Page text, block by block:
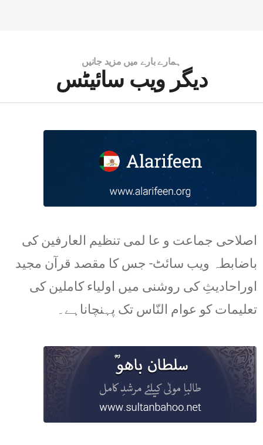
ہمارے بارے میں مزید جانیں
دیگر ویب سائیٹس
اصلاحی جماعت و عا لمی تنظیم العارفین کی
باضابطہ ویب سائٹ- جس کا مقصد قرآن مجید
اوراحادیثِ کی روشنی میں اولیاء کاملین کی
تعلیمات کو عوام النّاس تک پہنچاناہے۔